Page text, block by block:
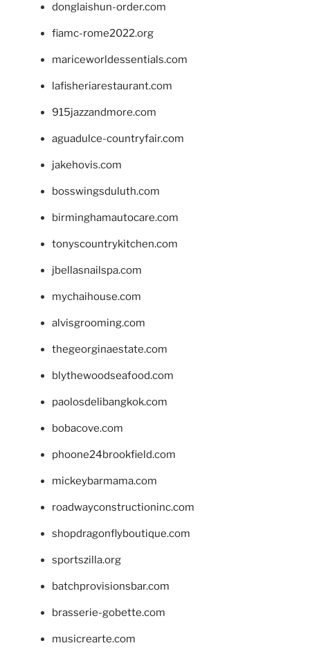
donglaishun-order.com
fiamc-rome2022.org
mariceworldessentials.com
lafisheriarestaurant.com
915jazzandmore.com
aguadulce-countryfair.com
jakehovis.com
bosswingsduluth.com
birminghamautocare.com
tonyscountrykitchen.com
jbellasnailspa.com
mychaihouse.com
alvisgrooming.com
thegeorginaestate.com
blythewoodseafood.com
paolosdelibangkok.com
bobacove.com
phoone24brookfield.com
mickeybarmama.com
roadwayconstructioninc.com
shopdragonflyboutique.com
sportszilla.org
batchprovisionsbar.com
brasserie-gobette.com
musicrearte.com